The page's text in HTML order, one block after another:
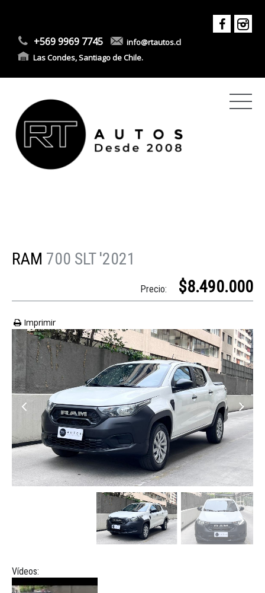
+569 9969 7745
info@rtautos.cl
Las Condes, Santiago de Chile.
RAM 700 SLT '2021
Precio: $8.490.000
Imprimir
Vídeos: